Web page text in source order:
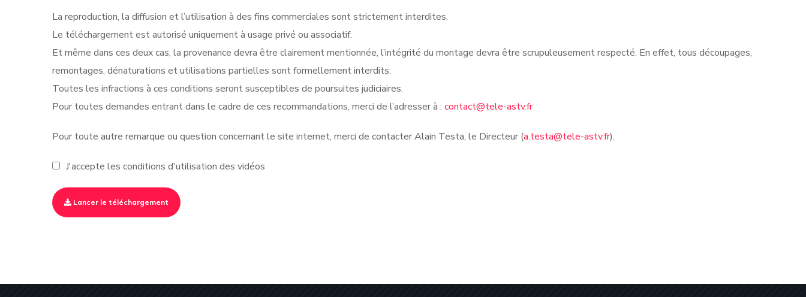
La reproduction, la diffusion et l’utilisation à des fins commerciales sont strictement interdites.
Le téléchargement est autorisé uniquement à usage privé ou associatif.
Et même dans ces deux cas, la provenance devra être clairement mentionnée, l’intégrité du montage devra être scrupuleusement respecté. En effet, tous découpages,
remontages, dénaturations et utilisations partielles sont formellement interdits.
Toutes les infractions à ces conditions seront susceptibles de poursuites judiciaires.
Pour toutes demandes entrant dans le cadre de ces recommandations, merci de l’adresser à : contact@tele-astv.fr
Pour toute autre remarque ou question concernant le site internet, merci de contacter Alain Testa, le Directeur (a.testa@tele-astv.fr).
J'accepte les conditions d'utilisation des vidéos
Lancer le téléchargement